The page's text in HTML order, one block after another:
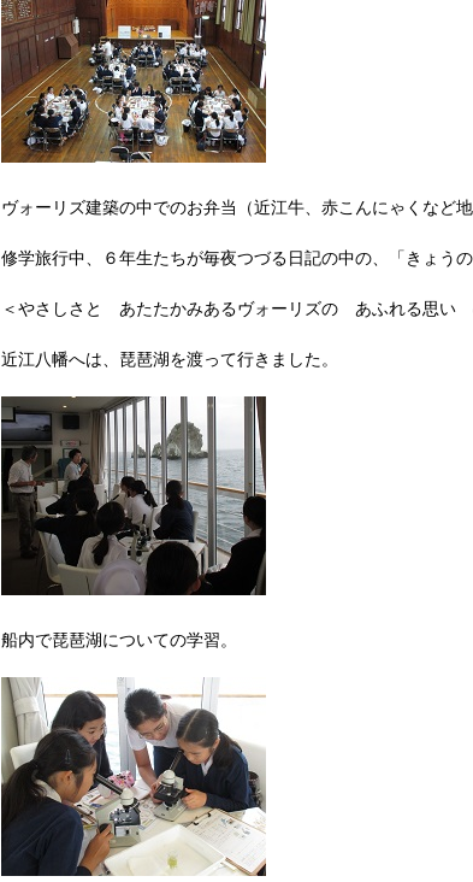
ヴォーリズ建築の中でのお弁当（近江牛、赤こんにゃくなど地
修学旅行中、６年生たちが毎夜つづる日記の中の、「きょうの
＜やさしさと あたたかみあるヴォーリズの あふれる思い
近江八幡へは、琵琶湖を渡って行きました。
船内で琵琶湖についての学習。